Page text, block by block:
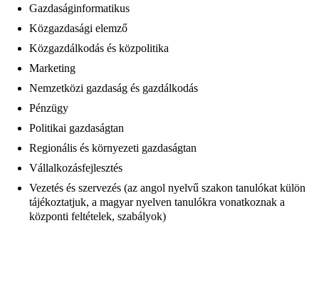
Gazdaságinformatikus
Közgazdasági elemző
Közgazdálkodás és közpolitika
Marketing
Nemzetközi gazdaság és gazdálkodás
Pénzügy
Politikai gazdaságtan
Regionális és környezeti gazdaságtan
Vállalkozásfejlesztés
Vezetés és szervezés (az angol nyelvű szakon tanulókat külön
tájékoztatjuk, a magyar nyelven tanulókra vonatkoznak a
központi feltételek, szabályok)